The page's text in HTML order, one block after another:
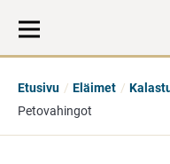
Etusivu Eläimet
Petovahingot